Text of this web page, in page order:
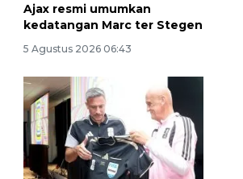
Ajax resmi umumkan
kedatangan Marc ter Stegen
5 Agustus 2026 06:43